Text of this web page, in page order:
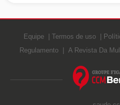
Equipe Termos de uso
Regulamento
A Revista Da